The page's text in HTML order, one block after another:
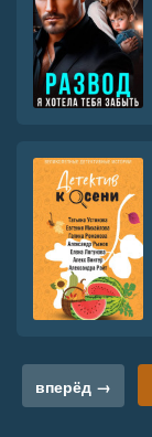
вперёд →